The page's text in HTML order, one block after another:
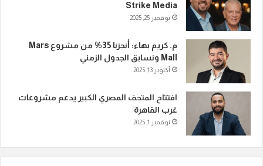
Strike Media
نوفمبر 25, 2025
م. كريم بهاء: أنجزنا 35% من مشروع Mars
Mall ونسابق الجدول الزمني
أكتوبر 13, 2025
افتتاح المتحف المصري الكبير يدعم مشروعات
غرب القاهرة
نوفمبر 1, 2025